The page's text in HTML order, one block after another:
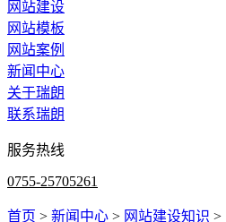
网站建设
网站模板
网站案例
新闻中心
关于瑞朗
联系瑞朗
服务热线
0755-25705261
首页 > 新闻中心 > 网站建设知识 >